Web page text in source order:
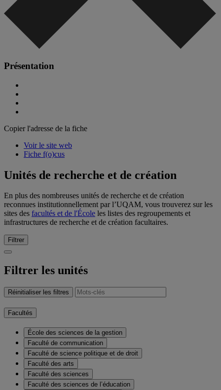
Présentation
Copier l'adresse de la fiche
Voir le site web
Fiche f(o)cus
Unités de recherche et de création
En plus des nombreuses unités de recherche et de création
reconnues institutionnellement par l’UQAM, vous trouverez sur les
sites des facultés et de l'École les listes des regroupements et
infrastructures de recherche et de création facultaires.
Filtrer
Filtrer les unités
Réinitialiser les filtres
Facultés
École des sciences de la gestion
Faculté de communication
Faculté de science politique et de droit
Faculté des arts
Faculté des sciences
Faculté des sciences de l’éducation